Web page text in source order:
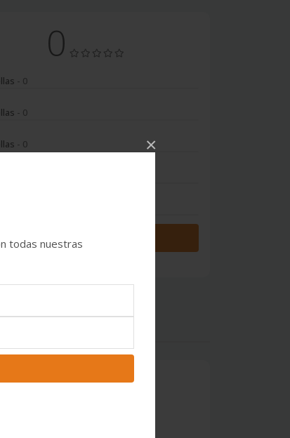
todas nuestras
×
0
- 0
- 0
- 0
Iniciar sesión